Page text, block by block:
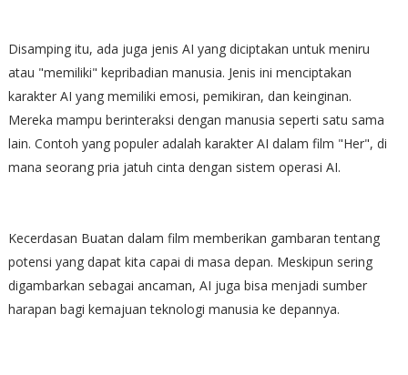
Disamping itu, ada juga jenis AI yang diciptakan untuk meniru
atau "memiliki" kepribadian manusia. Jenis ini menciptakan
karakter AI yang memiliki emosi, pemikiran, dan keinginan.
Mereka mampu berinteraksi dengan manusia seperti satu sama
lain. Contoh yang populer adalah karakter AI dalam film "Her", di
mana seorang pria jatuh cinta dengan sistem operasi AI.
Kecerdasan Buatan dalam film memberikan gambaran tentang
potensi yang dapat kita capai di masa depan. Meskipun sering
digambarkan sebagai ancaman, AI juga bisa menjadi sumber
harapan bagi kemajuan teknologi manusia ke depannya.